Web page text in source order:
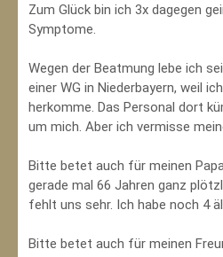
Zum Glück bin ich 3x dagegen
Symptome.
Wegen der Beatmung lebe ich
einer WG in Niederbayern, weil
herkomme. Das Personal dort
um mich. Aber ich vermisse
Bitte betet auch für meinen
gerade mal 66 Jahren ganz
fehlt uns sehr. Ich habe noch 4
Bitte betet auch für meinen